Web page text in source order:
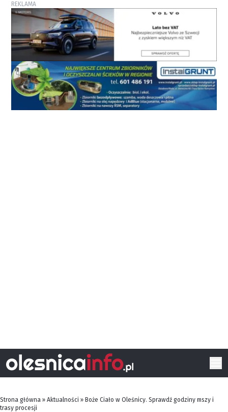
REKLAMA
Strona główna » Aktualności » Boże Ciało w Oleśnicy. Sprawdź godziny mszy i
trasy procesji